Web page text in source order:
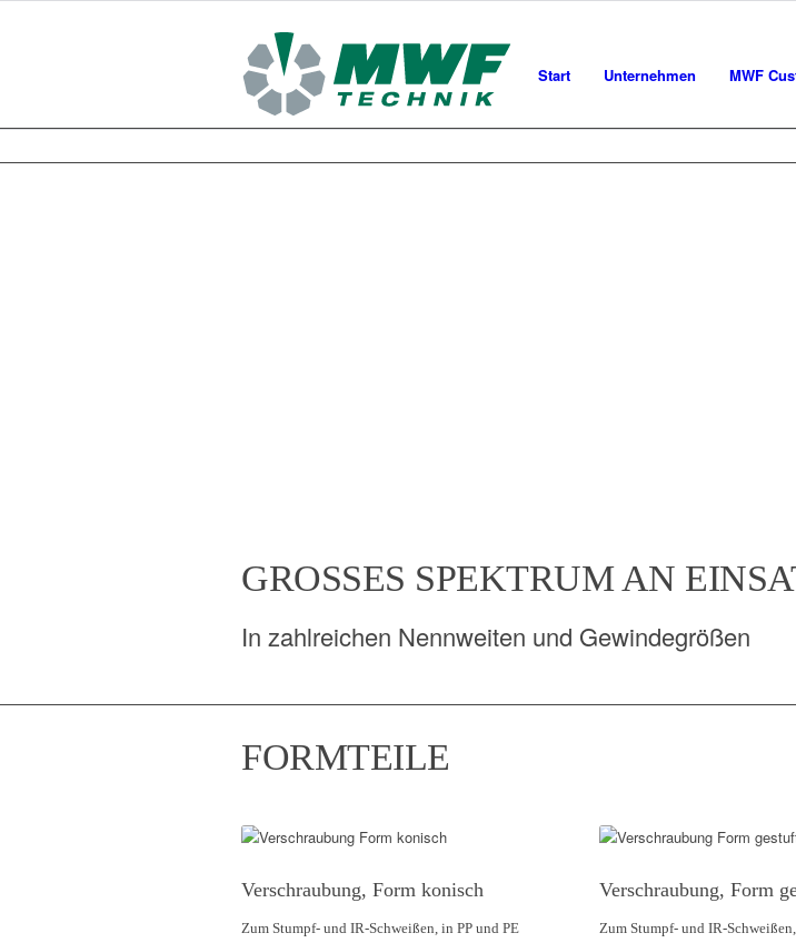
Start Unternehmen MWF
GROSSES SPEKTRUM AN
In zahlreichen Nennweiten und Gewindegrößen
FORMTEILE
Verschraubung, Form konisch
Zum Stumpf- und IR-Schweißen, in PP und PE
Verschraubung, Form
Zum Stumpf- und IR-